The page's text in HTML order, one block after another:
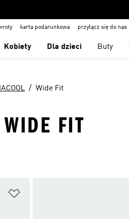
karta podarunkowa przyłącz się do nas
Kobiety Dla dzieci Buty
Wide Fit
FIT